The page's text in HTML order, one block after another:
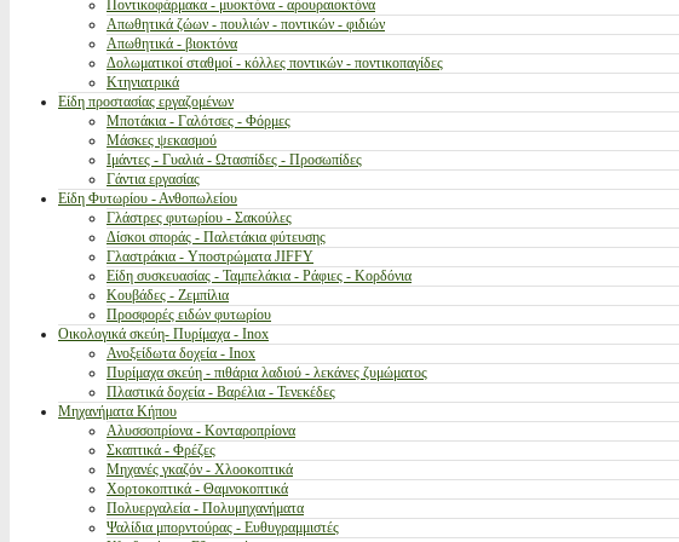
Ποντικοφάρμακα - μυοκτόνα - αρουραιοκτόνα
Απωθητικά ζώων - πουλιών - ποντικών - φιδιών
Απωθητικά - βιοκτόνα
Δολωματικοί σταθμοί - κόλλες ποντικών - ποντικοπαγίδες
Κτηνιατρικά
Είδη προστασίας εργαζομένων
Μποτάκια - Γαλότσες - Φόρμες
Μάσκες ψεκασμού
Ιμάντες - Γυαλιά - Ωτασπίδες - Προσωπίδες
Γάντια εργασίας
Είδη Φυτωρίου - Ανθοπωλείου
Γλάστρες φυτωρίου - Σακούλες
Δίσκοι σποράς - Παλετάκια φύτευσης
Γλαστράκια - Υποστρώματα JIFFY
Είδη συσκευασίας - Ταμπελάκια - Ράφιες - Κορδόνια
Κουβάδες - Ζεμπίλια
Προσφορές ειδών φυτωρίου
Οικολογικά σκεύη- Πυρίμαχα - Inox
Ανοξείδωτα δοχεία - Inox
Πυρίμαχα σκεύη - πιθάρια λαδιού - λεκάνες ζυμώματος
Πλαστικά δοχεία - Βαρέλια - Τενεκέδες
Μηχανήματα Κήπου
Αλυσσοπρίονα - Κονταροπρίονα
Σκαπτικά - Φρέζες
Μηχανές γκαζόν - Χλοοκοπτικά
Χορτοκοπτικά - Θαμνοκοπτικά
Πολυεργαλεία - Πολυμηχανήματα
Ψαλίδια μπορντούρας - Ευθυγραμμιστές